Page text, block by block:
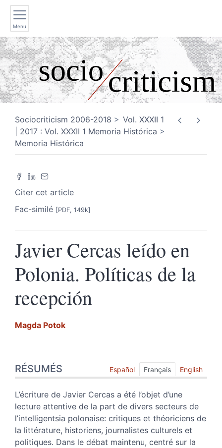
Menu
Sociocriticism 2006-2018
Vol. XXXII 1
| 2017 : Vol. XXXII 1 Memoria Histórica
Memoria Histórica
Citer cet article
Fac-similé [PDF, 149k]
Javier Cercas leído en
Polonia. Políticas de la
recepción
Magda Potok
Index
Texte
Citer cet article
Auteur
RÉSUMÉS Español Français English
L’écriture de Javier Cercas a été l’objet d’une
lecture attentive de la part de divers secteurs de
l’intelligentsia polonaise: critiques et théoriciens de
la littérature, historiens, journalistes culturels et
politiques. Dans le débat maintenu, centré sur la